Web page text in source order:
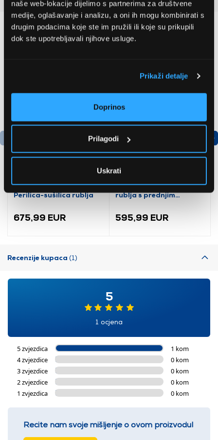
naše web-lokacije dijelimo s partnerima za društvene
medije, oglašavanje i analizu, a oni ih mogu kombinirati s
drugim podacima koje ste im pružili ili koje su prikupili
dok ste upotrebljavali njihove usluge.
Prikaži detalje
Doprinos
Prilagodi
Uskrati
Preporučujemo za vas
Podatkovni list proizvoda
LG F4DR509SBW
Perilica-sušilica rublja
675,99 EUR
LG F2X50S9THB Perilica
rublja s prednjim
595,99 EUR
Recenzije kupaca (1)
5
1 ocjena
5 zvjezdica
1 kom
4 zvjezdice
0 kom
3 zvjezdice
0 kom
2 zvjezdice
0 kom
1 zvjezdica
0 kom
Recite nam svoje mišljenje o ovom proizvodu!